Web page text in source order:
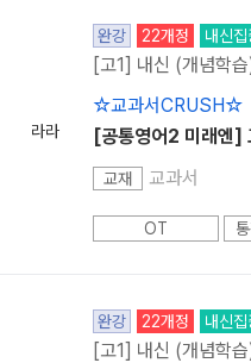
라라
완강 22개정 내신집
[고1] 내신 (개념학
☆교과서CRUSH☆
[공통영어2 미래엔]
교재 교과서
OT
완강 22개정 내신집
[고1] 내신 (개념학